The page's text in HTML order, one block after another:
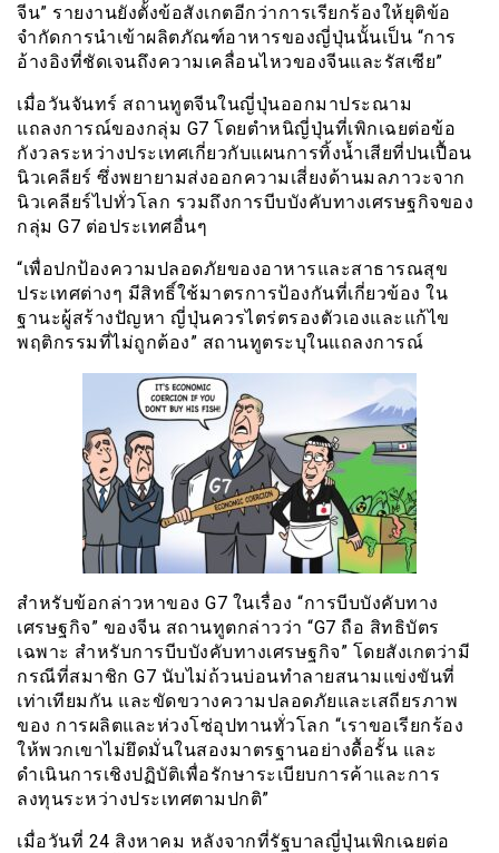
จีน” รายงานยังตั้งข้อสังเกตอีกว่าการเรียกร้องให้ยุติข้อ
จำกัดการนำเข้าผลิตภัณฑ์อาหารของญี่ปุ่นนั้นเป็น “การ
อ้างอิงที่ชัดเจนถึงความเคลื่อนไหวของจีนและรัสเซีย”
เมื่อวันจันทร์ สถานทูตจีนในญี่ปุ่นออกมาประณาม
แถลงการณ์ของกลุ่ม G7 โดยตำหนิญี่ปุ่นที่เพิกเฉยต่อข้อ
กังวลระหว่างประเทศเกี่ยวกับแผนการทิ้งน้ำเสียที่ปนเปื้อน
นิวเคลียร์ ซึ่งพยายามส่งออกความเสี่ยงด้านมลภาวะจาก
นิวเคลียร์ไปทั่วโลก รวมถึงการบีบบังคับทางเศรษฐกิจของ
กลุ่ม G7 ต่อประเทศอื่นๆ
“เพื่อปกป้องความปลอดภัยของอาหารและสาธารณสุข
ประเทศต่างๆ มีสิทธิ์ใช้มาตรการป้องกันที่เกี่ยวข้อง ใน
ฐานะผู้สร้างปัญหา ญี่ปุ่นควรไตร่ตรองตัวเองและแก้ไข
พฤติกรรมที่ไม่ถูกต้อง” สถานทูตระบุในแถลงการณ์
สำหรับข้อกล่าวหาของ G7 ในเรื่อง “การบีบบังคับทาง
เศรษฐกิจ” ของจีน สถานทูตกล่าวว่า “G7 ถือ สิทธิบัตร
เฉพาะ สำหรับการบีบบังคับทางเศรษฐกิจ” โดยสังเกตว่ามี
กรณีที่สมาชิก G7 นับไม่ถ้วนบ่อนทำลายสนามแข่งขันที่
เท่าเทียมกัน และขัดขวางความปลอดภัยและเสถียรภาพ
ของ การผลิตและห่วงโซ่อุปทานทั่วโลก “เราขอเรียกร้อง
ให้พวกเขาไม่ยึดมั่นในสองมาตรฐานอย่างดื้อรั้น และ
ดำเนินการเชิงปฏิบัติเพื่อรักษาระเบียบการค้าและการ
ลงทุนระหว่างประเทศตามปกติ”
เมื่อวันที่ 24 สิงหาคม หลังจากที่รัฐบาลญี่ปุ่นเพิกเฉยต่อ